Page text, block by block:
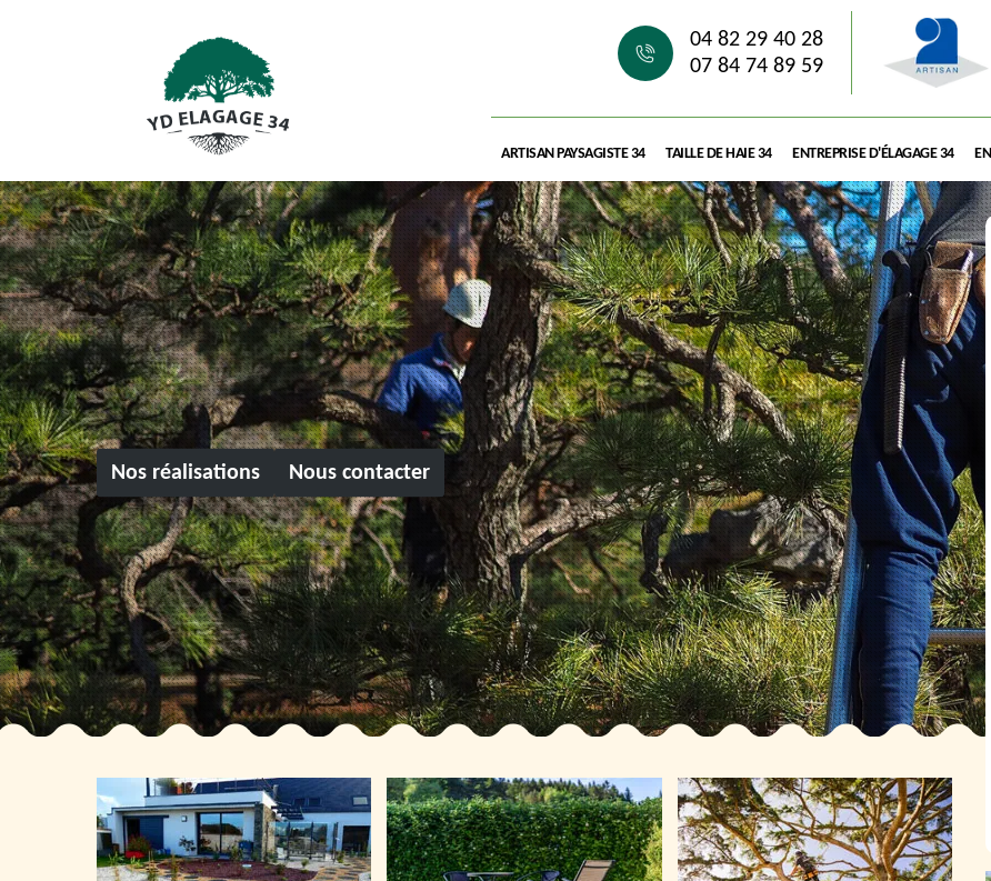
04 82 29 40 28
07 84 74 89 59
ARTISAN PAYSAGISTE 34 TAILLE DE HAIE 34 ENTREPRISE D'ÉLAGAGE 34
Nos réalisations Nous contacter